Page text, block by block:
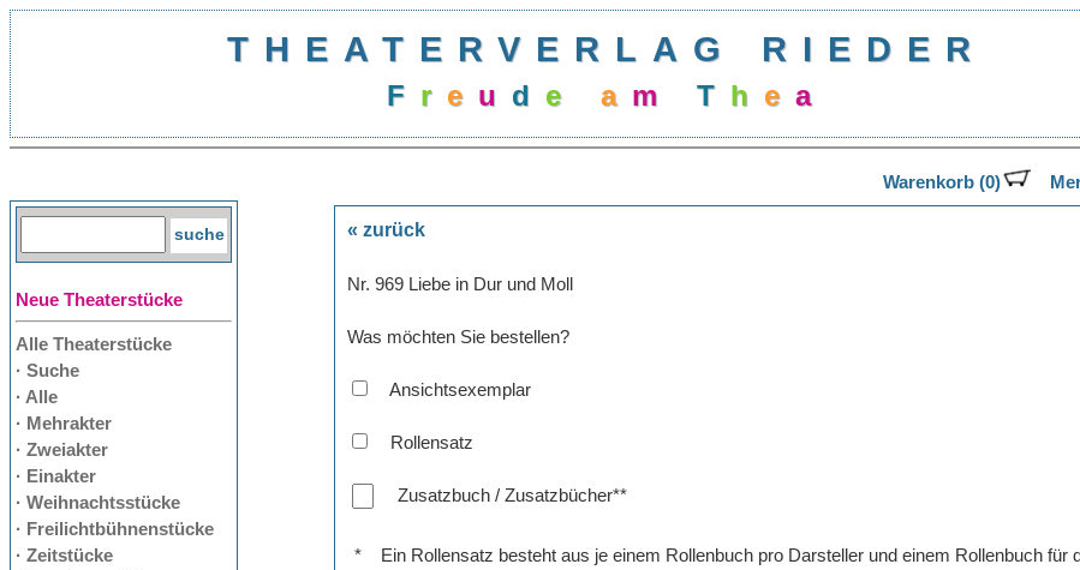
THEATERVERLAG RIEDER
F r e u d e a m T h e a
Neue Theaterstücke
Alle Theaterstücke
· Suche
· Alle
· Mehrakter
· Zweiakter
· Einakter
· Weihnachtsstücke
· Freilichtbühnenstücke
· Zeitstücke
Warenkorb (0)
« zurück
Nr. 969 Liebe in Dur und Moll
Was möchten Sie bestellen?
Ansichtsexemplar
Rollensatz
Zusatzbuch / Zusatzbücher**
*
Ein Rollensatz besteht aus je einem Rollenbuch pro Darsteller und einem Rollenbuch für